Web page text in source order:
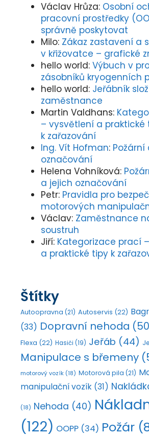
Václav Hrůza: Osobní
pracovní prostředky
správně poskytovat
Milo: Zákaz zastavení a
v křižovatce – grafické
hello world: Výbuch v
zásobníků kryogenních
hello world: Jeřábník
zaměstnance
Martin Valdhans:
– vysvětlení a praktické
k zařazování
Ing. Vít Hofman:
označování
Helena Vohníková:
a jejich označování
Petr: Pravidla pro
motorových
Václav: Zaměstnance
soustruh
Jiří: Kategorizace prací
a praktické tipy k
Štítky
Autoopravna (21) Autoservis (22) Bagr
(33) Dopravní nehoda
Flexa (22) Hasiči (19) Jeřáb (44)
Manipulace s břemeny
motorový vozík (18) Motorová pila (21)
manipulační vozík (31)
(18) Nehoda (40)
(122) OOPP (34) Požár